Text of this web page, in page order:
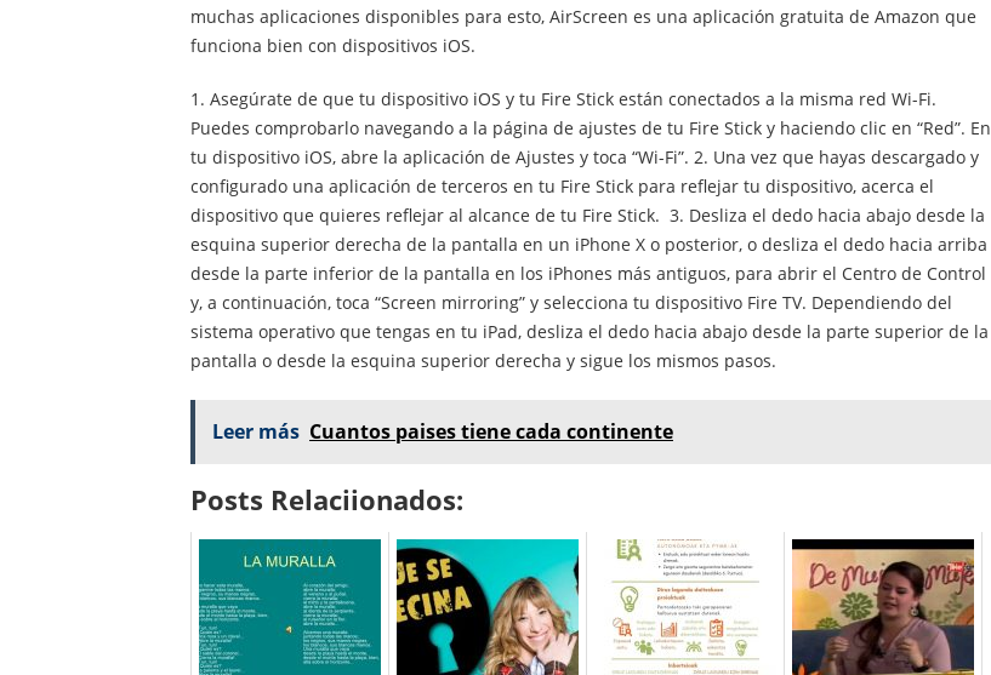
muchas aplicaciones disponibles para esto, AirScreen es una aplicación gratuita de Amazon que
funciona bien con dispositivos iOS.
1. Asegúrate de que tu dispositivo iOS y tu Fire Stick están conectados a la misma red Wi-Fi.
Puedes comprobarlo navegando a la página de ajustes de tu Fire Stick y haciendo clic en “Red”. En
tu dispositivo iOS, abre la aplicación de Ajustes y toca “Wi-Fi”. 2. Una vez que hayas descargado y
configurado una aplicación de terceros en tu Fire Stick para reflejar tu dispositivo, acerca el
dispositivo que quieres reflejar al alcance de tu Fire Stick. 3. Desliza el dedo hacia abajo desde la
esquina superior derecha de la pantalla en un iPhone X o posterior, o desliza el dedo hacia arriba
desde la parte inferior de la pantalla en los iPhones más antiguos, para abrir el Centro de Control
y, a continuación, toca “Screen mirroring” y selecciona tu dispositivo Fire TV. Dependiendo del
sistema operativo que tengas en tu iPad, desliza el dedo hacia abajo desde la parte superior de la
pantalla o desde la esquina superior derecha y sigue los mismos pasos.
Leer más Cuantos paises tiene cada continente
Posts Relaciionados: